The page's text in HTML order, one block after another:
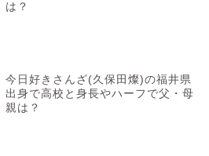
は？
今日好きさんざ(久保田燦)の福井県
出身で高校と身長やハーフで父・母
親は？